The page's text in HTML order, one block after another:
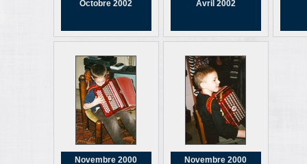
Octobre 2002 Avril 2002
Novembre 2000 Novembre 2000